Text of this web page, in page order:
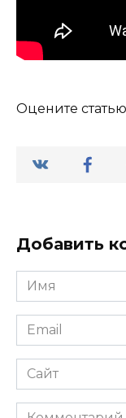
Оцените статью
Добавить
Имя
*
Email
*
Сайт
Комментарий